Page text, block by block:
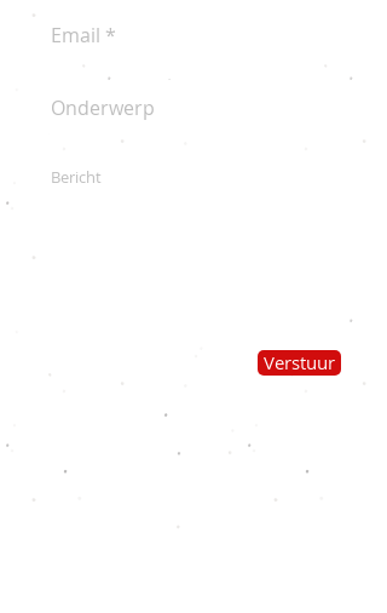
Verstuur